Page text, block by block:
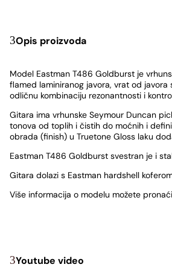
Opis proizvoda
Model Eastman T486 Goldburst je
flamed laminiranog javora, vrat od
odličnu kombinaciju rezonantnosti i
Gitara ima vrhunske Seymour Duncan
tonova od toplih i čistih do moćnih i
obrada (finish) u Truetone Gloss laku
Eastman T486 Goldburst svestran je i
Gitara dolazi s Eastman hardshell
Više informacija o modelu možete
Youtube video